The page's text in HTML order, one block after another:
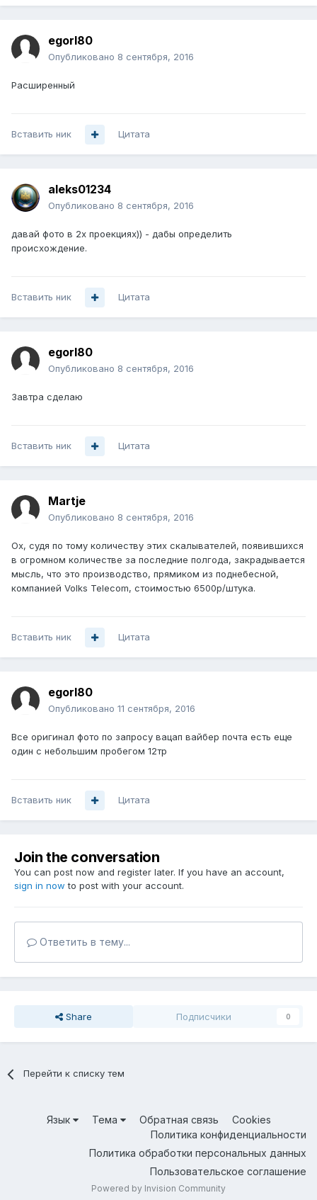
egorl80
Опубликовано 8 сентября, 2016
Расширенный
Вставить ник Цитата
aleks01234
Опубликовано 8 сентября, 2016
давай фото в 2х проекциях)) - дабы определить
происхождение.
Вставить ник Цитата
egorl80
Опубликовано 8 сентября, 2016
Завтра сделаю
Вставить ник Цитата
Martje
Опубликовано 8 сентября, 2016
Ох, судя по тому количеству этих скалывателей, появившихся
в огромном количестве за последние полгода, закрадывается
мысль, что это производство, прямиком из поднебесной,
компанией Volks Telecom, стоимостью 6500р/штука.
Вставить ник Цитата
egorl80
Опубликовано 11 сентября, 2016
Все оригинал фото по запросу вацап вайбер почта есть еще
один с небольшим пробегом 12тр
Вставить ник Цитата
Join the conversation
You can post now and register later. If you have an account,
sign in now to post with your account.
Ответить в тему...
Share Подписчики 0
Перейти к списку тем
Язык Тема Обратная связь
Cookies
Политика конфиденциальности
Политика обработки персональных данных
Пользовательское соглашение
Powered by Invision Community